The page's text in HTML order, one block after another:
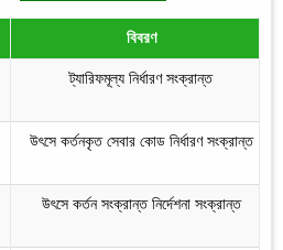
বিবরণ
ট্যারিফমূল্য নির্ধারণ সংক্রান্ত
উৎসে কর্তনকৃত সেবার কোড নির্ধারণ সংক্রান্ত
উৎসে কর্তন সংক্রান্ত নির্দেশনা সংক্রান্ত